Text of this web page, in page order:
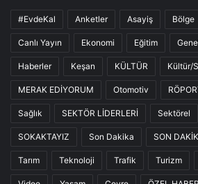
#EvdeKal Anketler Asayiş Bölge
Canlı Yayın Ekonomi Eğitim
Haberler Keşan KÜLTÜR Kültür/
MERAK EDİYORUM Otomotiv
Sağlık SEKTÖR LİDERLERİ Sektörel
SOKAKTAYIZ Son Dakika SON
Tarım Teknoloji Trafik Turizm